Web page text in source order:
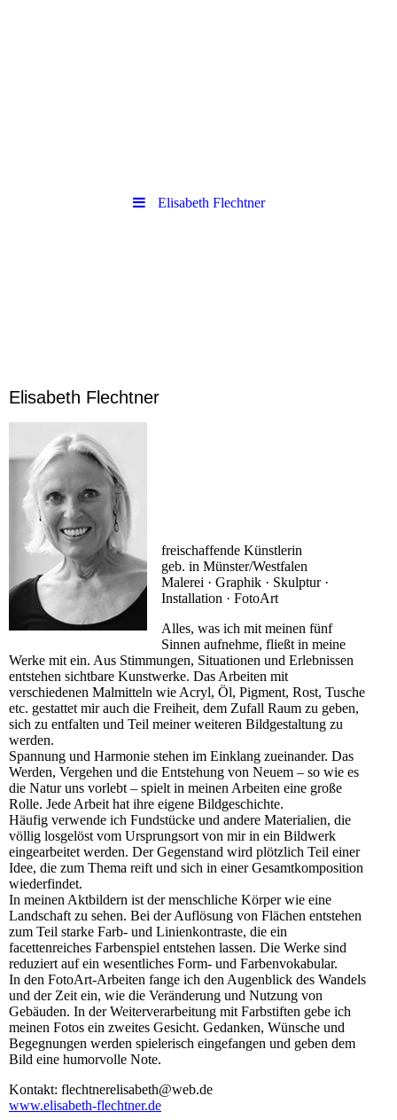
Elisabeth Flechtner
Elisabeth Flechtner
freischaffende Künstlerin
geb. in Münster/Westfalen
Malerei · Graphik · Skulptur ·
Installation · FotoArt
Alles, was ich mit meinen fünf
Sinnen aufnehme, fließt in meine
Werke mit ein. Aus Stimmungen, Situationen und Erlebnissen
entstehen sichtbare Kunstwerke. Das Arbeiten mit
verschiedenen Malmitteln wie Acryl, Öl, Pigment, Rost, Tusche
etc. gestattet mir auch die Freiheit, dem Zufall Raum zu geben,
sich zu entfalten und Teil meiner weiteren Bildgestaltung zu
werden.
Spannung und Harmonie stehen im Einklang zueinander. Das
Werden, Vergehen und die Entstehung von Neuem – so wie es
die Natur uns vorlebt – spielt in meinen Arbeiten eine große
Rolle. Jede Arbeit hat ihre eigene Bildgeschichte.
Häufig verwende ich Fundstücke und andere Materialien, die
völlig losgelöst vom Ursprungsort von mir in ein Bildwerk
eingearbeitet werden. Der Gegenstand wird plötzlich Teil einer
Idee, die zum Thema reift und sich in einer Gesamtkomposition
wiederfindet.
In meinen Aktbildern ist der menschliche Körper wie eine
Landschaft zu sehen. Bei der Auflösung von Flächen entstehen
zum Teil starke Farb- und Linienkontraste, die ein
facettenreiches Farbenspiel entstehen lassen. Die Werke sind
reduziert auf ein wesentliches Form- und Farbenvokabular.
In den FotoArt-Arbeiten fange ich den Augenblick des Wandels
und der Zeit ein, wie die Veränderung und Nutzung von
Gebäuden. In der Weiterverarbeitung mit Farbstiften gebe ich
meinen Fotos ein zweites Gesicht. Gedanken, Wünsche und
Begegnungen werden spielerisch eingefangen und geben dem
Bild eine humorvolle Note.
Kontakt: flechtnerelisabeth@web.de
www.elisabeth-flechtner.de